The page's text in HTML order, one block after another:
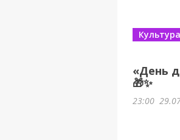
«День
🎁✨
Культура
23:00